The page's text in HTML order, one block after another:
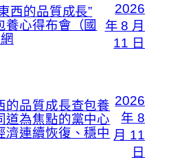
西的品質成長”
養心得布會（國
2026
年 8 月
11 日
的品質成長查包養
為焦點的黨中心
濟連續恢復、穩中
2026
年 8
月 11
日